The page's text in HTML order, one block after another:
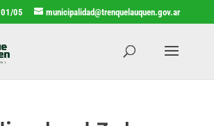
05 municipalidad@trenquelauquen.gov.ar